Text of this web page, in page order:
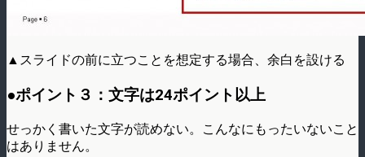
▲スライドの前に立つことを想定する場合、余白を設ける
●ポイント３：文字は24ポイント以上
せっかく書いた文字が読めない。こんなにもったいないこと
はありません。